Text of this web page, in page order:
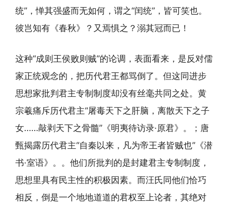
统”，惮其强盛而无如何，谓之“闰统”，皆可笑也。
彼岂知有《春秋》？又焉惧之？溺其冠而已！
这种“成则王侯败则贼”的论调，表面看来，是反对儒
家正统观念的，把历代君王都骂倒了。但这同进步
思想家批判君主专制制度却没有丝毫共同之处。黄
宗羲痛斥历代君主“屠毒天下之肝脑，离散天下之子
女……敲剥天下之骨髓”《明夷待访录·原君》。；唐
甄揭露历代君主“自秦以来，凡为帝王者皆贼也”《潜
书·室语》。。他们所批判的是封建君主专制制度，
思想里具有民主性的积极因素。而汪氏同他们恰巧
相反，倒是一个地地道道的君权至上论者，其绝对